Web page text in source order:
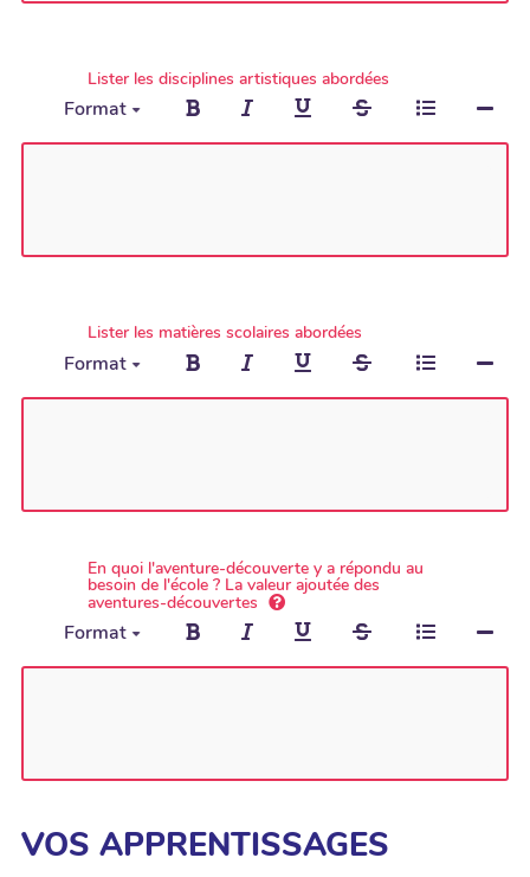
Lister les disciplines artistiques abordées
Format
Lister les matières scolaires abordées
Format
En quoi l'aventure-découverte y a répondu au
besoin de l'école ? La valeur ajoutée des
aventures-découvertes
Format
VOS APPRENTISSAGES